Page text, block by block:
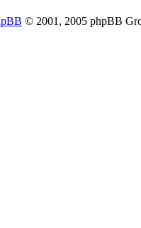
© 2001, 2005 phpBB